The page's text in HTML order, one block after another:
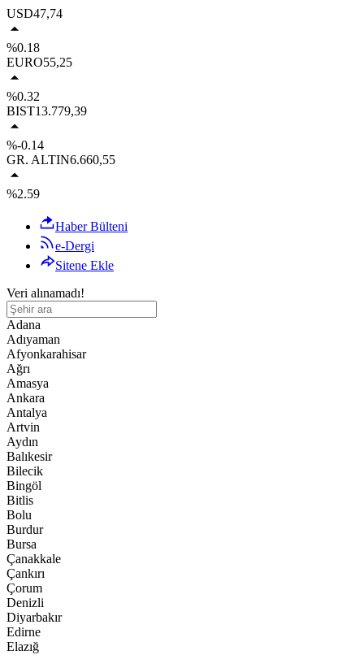
USD47,74
%0.18
EURO55,25
%0.32
BIST13.779,39
%-0.14
GR. ALTIN6.660,55
%2.59
Haber Bülteni
e-Dergi
Sitene Ekle
Veri alınamadı!
Adana
Adıyaman
Afyonkarahisar
Ağrı
Amasya
Ankara
Antalya
Artvin
Aydın
Balıkesir
Bilecik
Bingöl
Bitlis
Bolu
Burdur
Bursa
Çanakkale
Çankırı
Çorum
Denizli
Diyarbakır
Edirne
Elazığ